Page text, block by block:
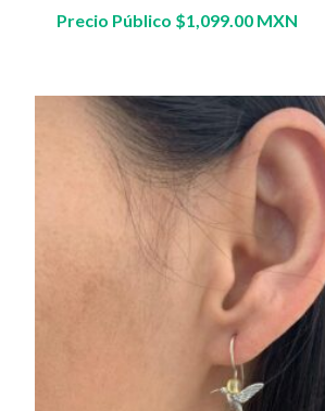
Precio Público $1,099.00 MXN